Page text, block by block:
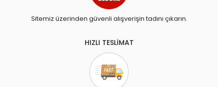
Sitemiz üzerinden güvenli alışverişin tadını çıkarın.
HIZLI TESLİMAT